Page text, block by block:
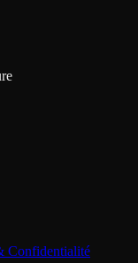
Confidentialité